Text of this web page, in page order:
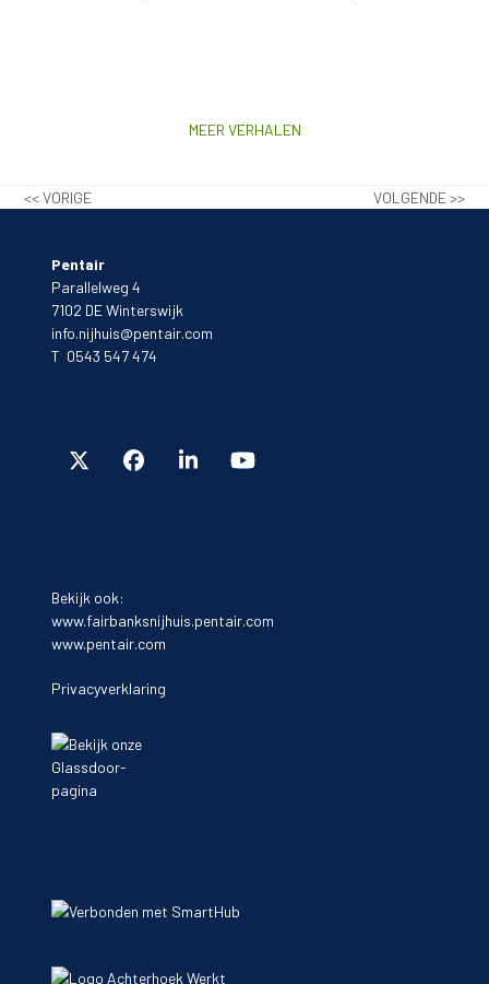
MEER VERHALEN
<< VORIGE VOLGENDE >>
Pentair
Parallelweg 4
7102 DE Winterswijk
info.nijhuis@pentair.com
T 0543 547 474
Bekijk ook:
www.fairbanksnijhuis.pentair.com
www.pentair.com
Privacyverklaring